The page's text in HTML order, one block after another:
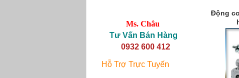
Động
Ms. Châu
Tư Vấn Bán Hàng
0932 600 412
Hỗ Trợ Trực Tuyến